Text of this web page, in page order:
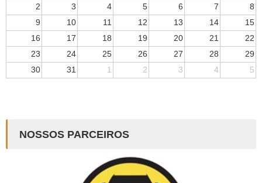
2
3 4 5 6 7
8
9
10 11 12 13 14
15
16
17 18 19 20 21
22
23
24 25 26 27 28
29
30
31 1 2 3 4 5
NOSSOS PARCEIROS